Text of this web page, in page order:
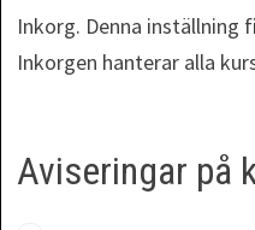
Inkorg. Denna inställning
Inkorgen hanterar alla
Aviseringar på